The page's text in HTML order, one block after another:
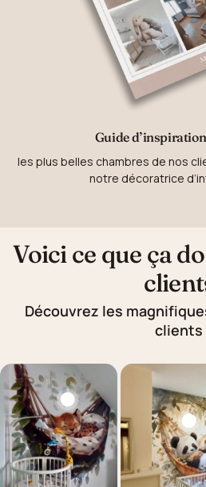
Guide
les plus belles chambres de nos
notre décoratrice
Voici ce que ça
Découvrez les
clients